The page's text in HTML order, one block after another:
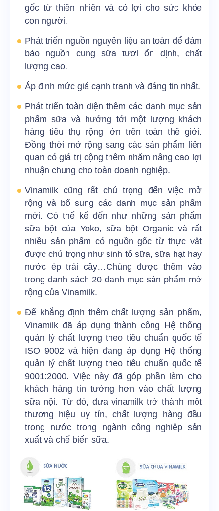
gốc từ thiên nhiên và có lợi cho sức khỏe
con người.
Phát triển nguồn nguyên liệu an toàn để đảm
bảo nguồn cung sữa tươi ổn định, chất
lượng cao.
Áp định mức giá cạnh tranh và đáng tin nhất.
Phát triển toàn diện thêm các danh mục sản
phẩm sữa và hướng tới một lượng khách
hàng tiêu thụ rộng lớn trên toàn thế giới.
Đồng thời mở rộng sang các sản phẩm liên
quan có giá trị cộng thêm nhằm nâng cao lợi
nhuận chung cho toàn doanh nghiệp.
Vinamilk cũng rất chú trọng đến việc mở
rộng và bổ sung các danh mục sản phẩm
mới. Có thể kể đến như những sản phẩm
sữa bột của Yoko, sữa bột Organic và rất
nhiều sản phẩm có nguồn gốc từ thực vật
được chú trọng như sinh tố sữa, sữa hạt hay
nước ép trái cây…Chúng được thêm vào
trong danh sách 20 danh mục sản phẩm mở
rộng của Vinamilk.
Để khẳng định thêm chất lượng sản phẩm,
Vinamilk đã áp dụng thành công Hệ thống
quản lý chất lượng theo tiêu chuẩn quốc tế
ISO 9002 và hiện đang áp dụng Hệ thống
quản lý chất lượng theo tiêu chuẩn quốc tế
9001:2000. Việc này đã góp phần làm cho
khách hàng tin tưởng hơn vào chất lượng
sữa nội. Từ đó, đưa vinamilk trở thành một
thương hiệu uy tín, chất lượng hàng đầu
trong nước trong ngành công nghiệp sản
xuất và chế biến sữa.